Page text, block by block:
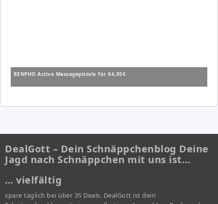
RENPHO Active Massagepistole für 64,95€
DealGott – Dein Schnäppchenblog Deine
Jagd nach Schnäppchen mit uns ist…
… vielfältig
spare täglich bei über 35 Deals. DealGott ist dein